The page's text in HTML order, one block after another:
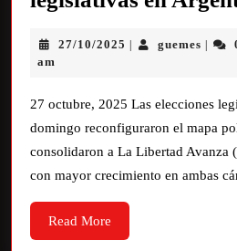
27/10/2025 guemes
am
27 octubre, 2025 Las elecciones
domingo reconfiguraron el mapa
consolidaron a La Libertad Avanza
con mayor crecimiento en ambas
Read More